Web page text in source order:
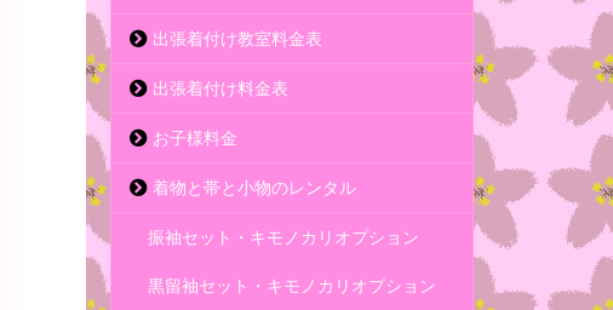
出張着付け教室料金表
出張着付け料金表
お子様料金
着物と帯と小物のレンタル
振袖セット・キモノカリオプション
黒留袖セット・キモノカリオプション